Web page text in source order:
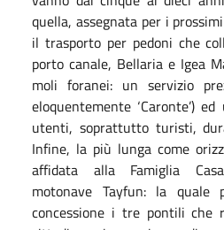
quella, assegnata per i
il trasporto per pedoni che
porto canale, Bellaria e Igea
moli foranei: un servizio
eloquentemente ‘Caronte’)
utenti, soprattutto turisti,
Infine, la più lunga come
affidata alla Famiglia
motonave Tayfun: la quale
concessione i tre pontili che